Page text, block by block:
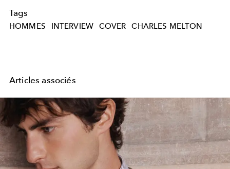
Tags
HOMMES INTERVIEW COVER CHARLES MELTON
Articles associés